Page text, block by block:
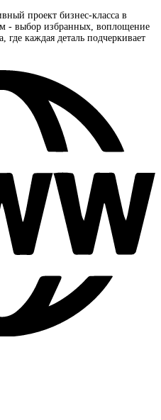
проект бизнес-класса в
- выбор избранных, воплощение
каждая деталь подчеркивает